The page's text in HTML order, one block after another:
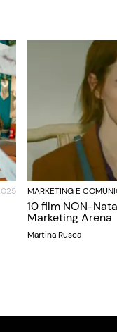
MARKETING E
10 film NON-
Marketing Arena
Martina Rusca